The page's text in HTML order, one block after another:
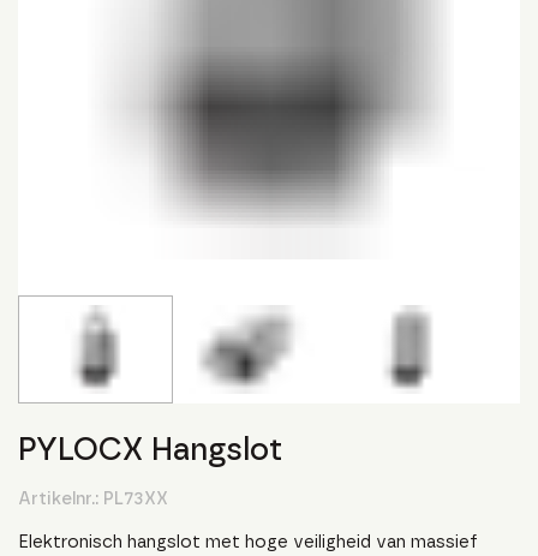
PYLOCX Hangslot
Artikelnr.: PL73XX
Elektronisch hangslot met hoge veiligheid van massief